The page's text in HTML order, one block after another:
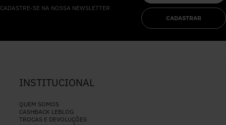
CADASTRE-SE NA NOSSA NEWSLETTER
CADASTRAR
INSTITUCIONAL
QUEM SOMOS
CASHBACK LEBLOG
TROCAS E DEVOLUÇÕES